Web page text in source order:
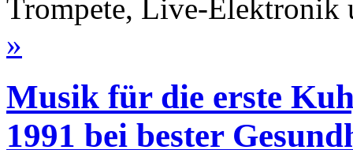
Trompete, Live-Elektronik
»
Musik für die erste
1991 bei bester